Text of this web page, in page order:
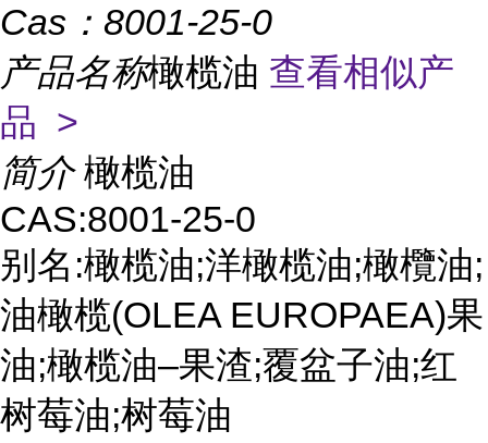
Cas： 8001-25-0
产品名称橄榄油 查看相似产
品 >
简介 橄榄油
CAS:8001-25-0
别名:橄榄油;洋橄榄油;橄欖油;
油橄榄(OLEA EUROPAEA)果
油;橄榄油–果渣;覆盆子油;红
树莓油;树莓油